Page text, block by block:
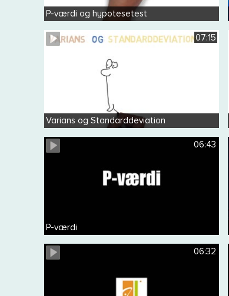
P-værdi og hypotesetest
07:15
Varians og Standarddeviation
06:43
P-værdi
06:32